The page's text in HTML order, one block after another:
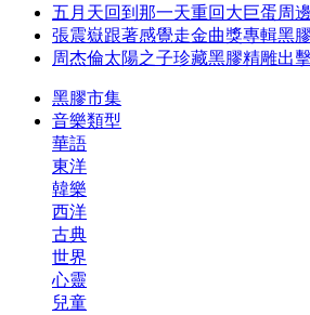
五月天回到那一天重回大巨蛋周
張震嶽跟著感覺走金曲獎專輯黑
周杰倫太陽之子珍藏黑膠精雕出擊
黑膠市集
音樂類型
華語
東洋
韓樂
西洋
古典
世界
心靈
兒童